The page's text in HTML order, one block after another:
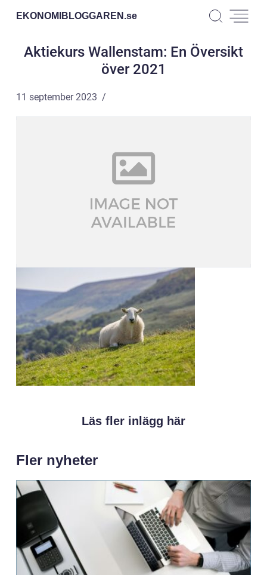
EKONOMIBLOGGAREN.se
Aktiekurs Wallenstam: En Översikt
över 2021
11 september 2023
Läs fler inlägg här
Fler nyheter